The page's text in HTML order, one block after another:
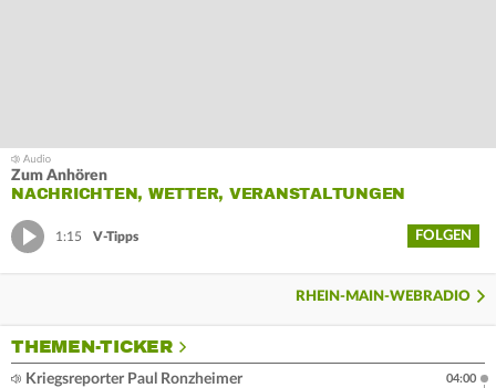
Zum Anhören
NACHRICHTEN, WETTER, VERANSTALTUNGEN
1:15 V-Tipps FOLGEN
RHEIN-MAIN-WEBRADIO
THEMEN-TICKER
Kriegsreporter Paul Ronzheimer
04:00